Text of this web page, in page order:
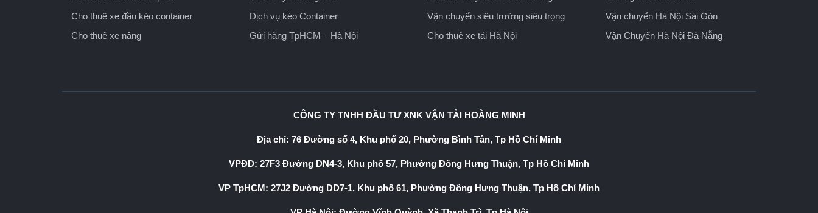
Cho thuê xe đầu kéo container
Cho thuê xe nâng
Dịch vụ kéo Container
Gửi hàng TpHCM – Hà Nội
Vận chuyển siêu trường siêu trọng
Cho thuê xe tải Hà Nội
Vận chuyển Hà Nội Sài Gòn
Vận Chuyển Hà Nội Đà Nẵng
CÔNG TY TNHH ĐẦU TƯ XNK VẬN TẢI HOÀNG MINH
Địa chỉ: 76 Đường số 4, Khu phố 20, Phường Bình Tân, Tp Hồ Chí Minh
VPĐD: 27F3 Đường DN4-3, Khu phố 57, Phường Đông Hưng Thuận, Tp Hồ Chí Minh
VP TpHCM: 27J2 Đường DD7-1, Khu phố 61, Phường Đông Hưng Thuận, Tp Hồ Chí Minh